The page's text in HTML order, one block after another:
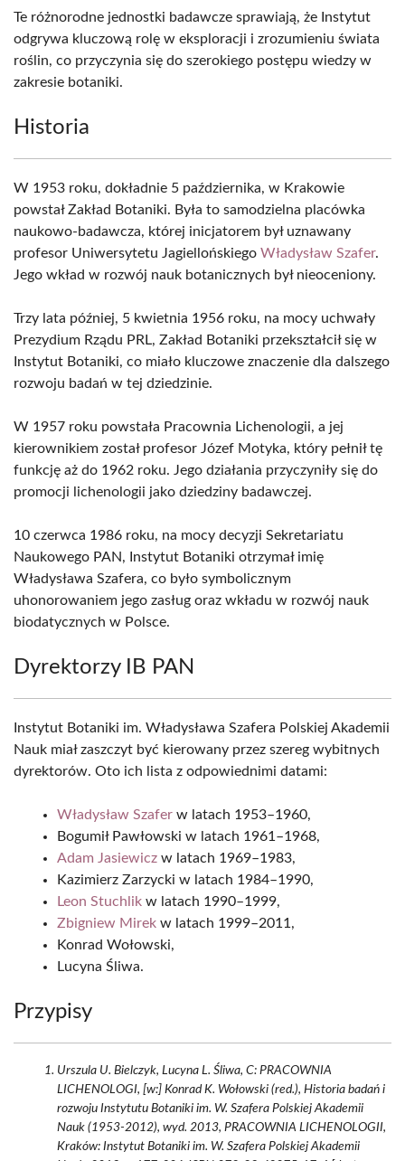
Te różnorodne jednostki badawcze sprawiają, że Instytut
odgrywa kluczową rolę w eksploracji i zrozumieniu świata
roślin, co przyczynia się do szerokiego postępu wiedzy w
zakresie botaniki.
Historia
W 1953 roku, dokładnie 5 października, w Krakowie
powstał Zakład Botaniki. Była to samodzielna placówka
naukowo-badawcza, której inicjatorem był uznawany
profesor Uniwersytetu Jagiellońskiego Władysław Szafer.
Jego wkład w rozwój nauk botanicznych był nieoceniony.
Trzy lata później, 5 kwietnia 1956 roku, na mocy uchwały
Prezydium Rządu PRL, Zakład Botaniki przekształcił się w
Instytut Botaniki, co miało kluczowe znaczenie dla dalszego
rozwoju badań w tej dziedzinie.
W 1957 roku powstała Pracownia Lichenologii, a jej
kierownikiem został profesor Józef Motyka, który pełnił tę
funkcję aż do 1962 roku. Jego działania przyczyniły się do
promocji lichenologii jako dziedziny badawczej.
10 czerwca 1986 roku, na mocy decyzji Sekretariatu
Naukowego PAN, Instytut Botaniki otrzymał imię
Władysława Szafera, co było symbolicznym
uhonorowaniem jego zasług oraz wkładu w rozwój nauk
biodatycznych w Polsce.
Dyrektorzy IB PAN
Instytut Botaniki im. Władysława Szafera Polskiej Akademii
Nauk miał zaszczyt być kierowany przez szereg wybitnych
dyrektorów. Oto ich lista z odpowiednimi datami:
Władysław Szafer w latach 1953–1960,
Bogumił Pawłowski w latach 1961–1968,
Adam Jasiewicz w latach 1969–1983,
Kazimierz Zarzycki w latach 1984–1990,
Leon Stuchlik w latach 1990–1999,
Zbigniew Mirek w latach 1999–2011,
Konrad Wołowski,
Lucyna Śliwa.
Przypisy
Urszula U. Bielczyk, Lucyna L. Śliwa, C: PRACOWNIA
LICHENOLOGI, [w:] Konrad K. Wołowski (red.), Historia badań i
rozwoju Instytutu Botaniki im. W. Szafera Polskiej Akademii
Nauk (1953-2012), wyd. 2013, PRACOWNIA LICHENOLOGII,
Kraków: Instytut Botaniki im. W. Szafera Polskiej Akademii